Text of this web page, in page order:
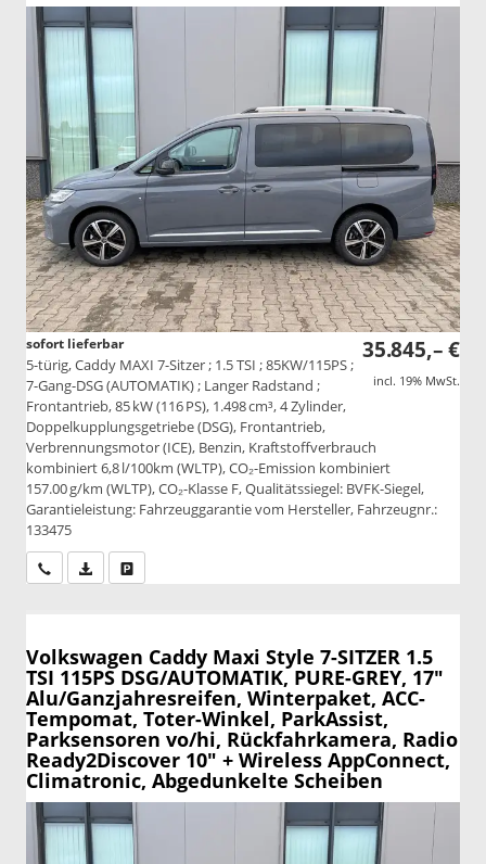
35.845,– €
incl. 19% MwSt.
sofort lieferbar
5-türig, Caddy MAXI 7-Sitzer ; 1.5 TSI ; 85KW/115PS ;
7-Gang-DSG (AUTOMATIK) ; Langer Radstand ;
Frontantrieb, 85 kW (116 PS), 1.498 cm³, 4 Zylinder,
Doppelkupplungsgetriebe (DSG), Frontantrieb,
Verbrennungsmotor (ICE), Benzin, Kraftstoffverbrauch
kombiniert 6,8 l/100km (WLTP), CO₂-Emission kombiniert
157.00 g/km (WLTP), CO₂-Klasse F, Qualitätssiegel: BVFK-Siegel,
Garantieleistung: Fahrzeuggarantie vom Hersteller, Fahrzeugnr.:
133475
Wir rufen Sie anPDF-Datei, Fahrzeugexposé drucken
Volkswagen Caddy Maxi Style 7-SITZER 1.5
TSI 115PS DSG/AUTOMATIK, PURE-GREY, 17"
Alu/Ganzjahresreifen, Winterpaket, ACC-
Tempomat, Toter-Winkel, ParkAssist,
Parksensoren vo/hi, Rückfahrkamera, Radio
Ready2Discover 10" + Wireless AppConnect,
Climatronic, Abgedunkelte Scheiben